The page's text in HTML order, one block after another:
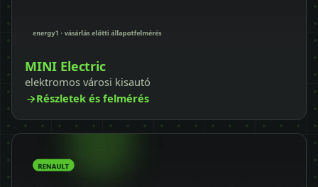
MINI Electric
elektromos városi kisautó
Részletek és felmérés